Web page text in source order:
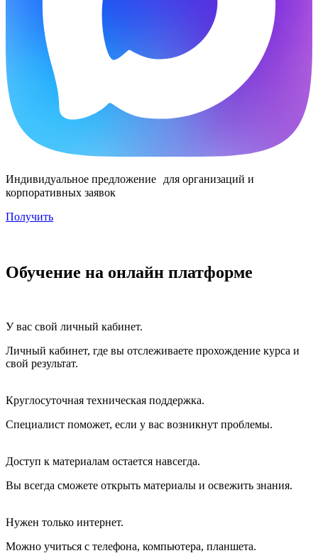
Индивидуальное предложение для организаций и
корпоративных заявок
Получить
Обучение на онлайн платформе
У вас свой личный кабинет.
Личный кабинет, где вы отслеживаете прохождение курса и
свой результат.
Круглосуточная техническая поддержка.
Специалист поможет, если у вас возникнут проблемы.
Доступ к материалам остается навсегда.
Вы всегда сможете открыть материалы и освежить знания.
Нужен только интернет.
Можно учиться с телефона, компьютера, планшета.